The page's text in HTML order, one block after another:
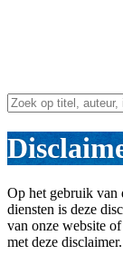
Op het gebruik van
diensten is deze
van onze website
met deze disclaimer.